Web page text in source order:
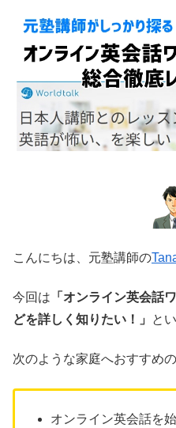
こんにちは、元塾講師の
今回は 「オンライン英会話
どを詳しく知りたい！」
と
次のような家庭へおすすめの
オンライン英会話を